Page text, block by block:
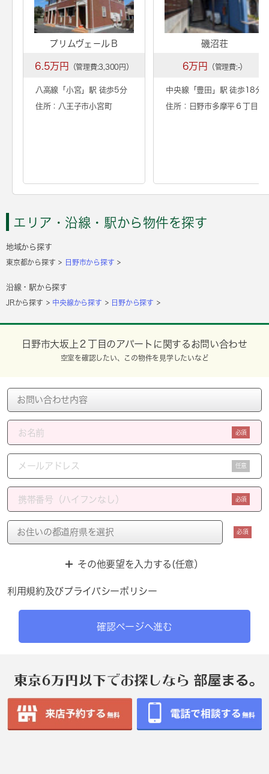
プリムヴェ－ルＢ
6.5万円 （管理費:3,300円）
八高線「 小宮 」駅 徒歩5分
住所：八王子市小宮町
磯沼荘
6万円 （管理費:-）
中央線「 豊田 」駅 徒歩18分
住所：日野市多摩平６丁目
エリア・沿線・駅から物件を探す
地域から探す
東京都から探す 日野市から探す
沿線・駅から探す
JRから探す 中央線から探す 日野から探す
日野市大坂上２丁目のアパートに関するお問い合わせ
空室を確認したい、この物件を見学したいなど
必須
任意
必須
必須
その他要望を入力する(任意）
利用規約及びプライバシーポリシー
確認ページへ進む